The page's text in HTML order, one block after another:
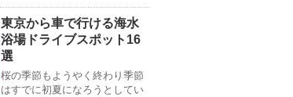
東京から車で行ける海水
浴場ドライブスポット16
選
桜の季節もようやく終わり季節
はすでに初夏になろうとしてい